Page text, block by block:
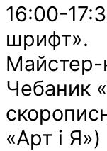
16:00-
шрифт».
Майстер-
Чебаник
«Арт і Я»)